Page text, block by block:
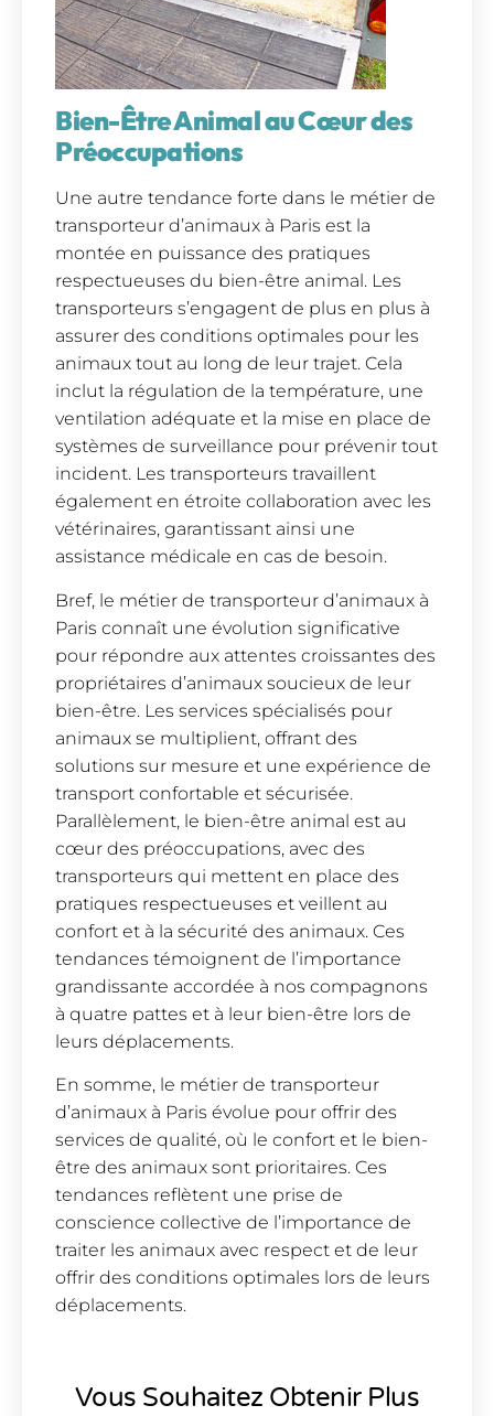
Bien-Être Animal au Cœur des
Préoccupations
Une autre tendance forte dans le métier de
transporteur d’animaux à Paris est la
montée en puissance des pratiques
respectueuses du bien-être animal. Les
transporteurs s’engagent de plus en plus à
assurer des conditions optimales pour les
animaux tout au long de leur trajet. Cela
inclut la régulation de la température, une
ventilation adéquate et la mise en place de
systèmes de surveillance pour prévenir tout
incident. Les transporteurs travaillent
également en étroite collaboration avec les
vétérinaires, garantissant ainsi une
assistance médicale en cas de besoin.
Bref, le métier de transporteur d’animaux à
Paris connaît une évolution significative
pour répondre aux attentes croissantes des
propriétaires d’animaux soucieux de leur
bien-être. Les services spécialisés pour
animaux se multiplient, offrant des
solutions sur mesure et une expérience de
transport confortable et sécurisée.
Parallèlement, le bien-être animal est au
cœur des préoccupations, avec des
transporteurs qui mettent en place des
pratiques respectueuses et veillent au
confort et à la sécurité des animaux. Ces
tendances témoignent de l’importance
grandissante accordée à nos compagnons
à quatre pattes et à leur bien-être lors de
leurs déplacements.
En somme, le métier de transporteur
d’animaux à Paris évolue pour offrir des
services de qualité, où le confort et le bien-
être des animaux sont prioritaires. Ces
tendances reflètent une prise de
conscience collective de l’importance de
traiter les animaux avec respect et de leur
offrir des conditions optimales lors de leurs
déplacements.
Vous Souhaitez Obtenir Plus